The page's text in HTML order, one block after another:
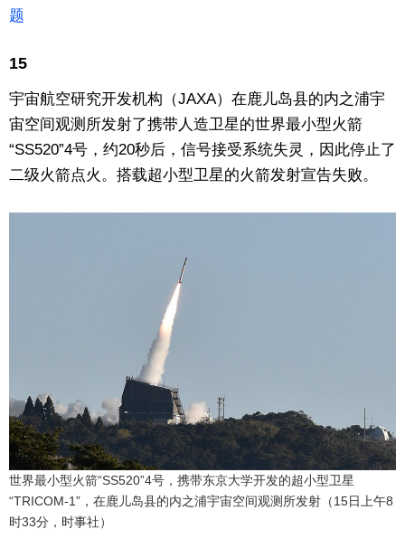
题
15
宇宙航空研究开发机构（JAXA）在鹿儿岛县的内之浦宇
宙空间观测所发射了携带人造卫星的世界最小型火箭
“SS520”4号，约20秒后，信号接受系统失灵，因此停止了
二级火箭点火。搭载超小型卫星的火箭发射宣告失败。
世界最小型火箭“SS520”4号，携带东京大学开发的超小型卫星
“TRICOM-1”，在鹿儿岛县的内之浦宇宙空间观测所发射（15日上午8
时33分，时事社）